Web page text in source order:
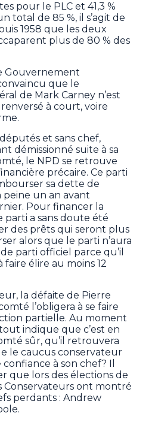
pour le PLC et 41,3 %
total de 85 %, il s’agit de
1958 que les deux
plus de 80 % des
Gouvernement
que le
de Mark Carney n’est
à court, voire
et sans chef,
démissionné suite à sa
le NPD se retrouve
précaire. Ce parti
sa dette de
peine un an avant
Pour financer la
parti a sans doute été
des prêts qui seront plus
alors que le parti n’aura
parti officiel parce qu’il
faire élire au moins 12
la défaite de Pierre
l’obligera à se faire
partielle. Au moment
indique que c’est en
sûr, qu’il retrouvera
le caucus conservateur
à son chef? Il
que lors des élections de
Conservateurs ont montré
perdants : Andrew